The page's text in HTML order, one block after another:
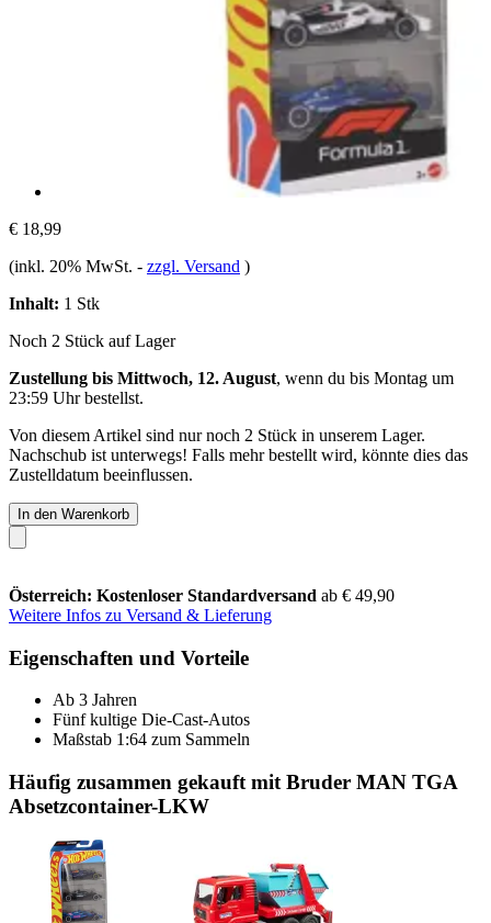
€ 18,99
(inkl. 20% MwSt. - zzgl. Versand )
Inhalt: 1 Stk
Noch 2 Stück auf Lager
Zustellung bis Mittwoch, 12. August, wenn du bis Montag um
23:59 Uhrbestellst.
Von diesem Artikel sind nur noch 2 Stück in unserem Lager.
Nachschub ist unterwegs! Falls mehr bestellt wird, könnte dies das
Zustelldatum beeinflussen.
In den Warenkorb
Österreich: Kostenloser Standardversand ab € 49,90
Weitere Infos zu Versand & Lieferung
Eigenschaften und Vorteile
Ab 3 Jahren
Fünf kultige Die-Cast-Autos
Maßstab 1:64 zum Sammeln
Häufig zusammen gekauft mit Bruder MAN TGA
Absetzcontainer-LKW